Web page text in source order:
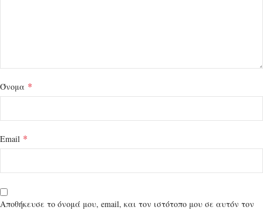
Όνομα *
Email *
Αποθήκευσε το όνομά μου, email, και τον ιστότοπο μου σε αυτόν τον